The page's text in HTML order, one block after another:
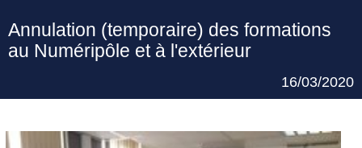
Annulation (temporaire) des formations
au Numéripôle et à l'extérieur
16/03/2020